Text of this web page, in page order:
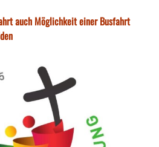
auch Möglichkeit einer Busfahrt